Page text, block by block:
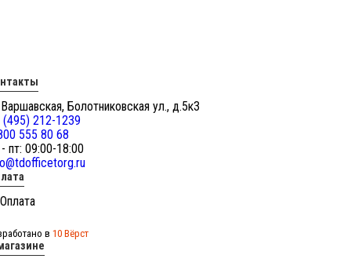
Болотниковская ул., д.5к3
(495) 212-1239
555 80 68
пт: 09:00-18:00
в 10 Вёрст